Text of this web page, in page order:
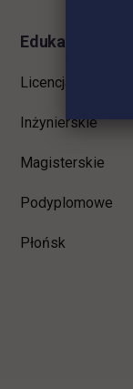
Edukacja
Licencjackie
Inżynierskie
Magisterskie
Podyplomowe
Płońsk